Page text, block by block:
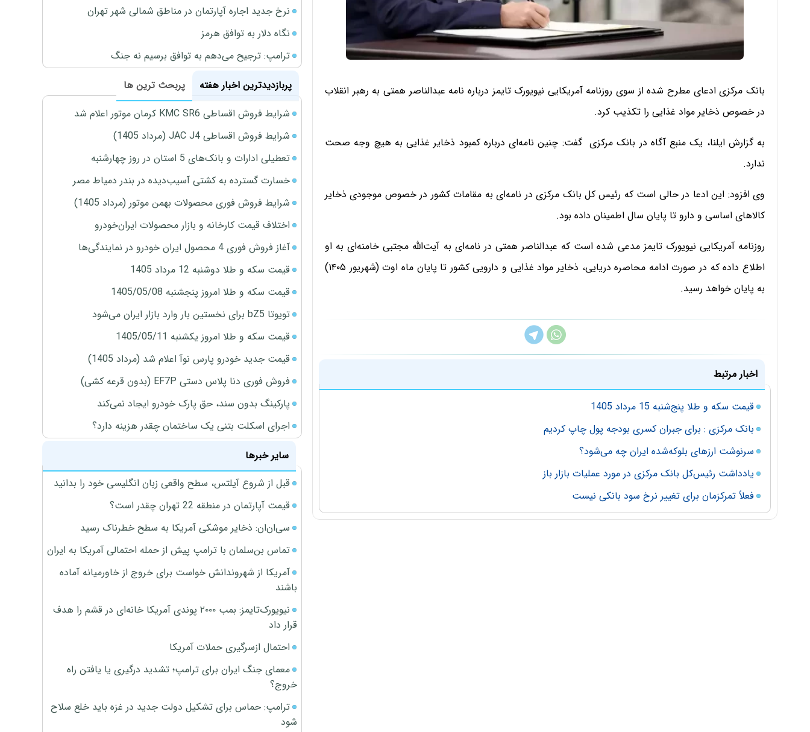
بانک مرکزی ادعای مطرح شده از سوی روزنامه آمریکایی نیویورک تایمز درباره نامه عبدالناصر همتی به رهبر انقلاب
در خصوص ذخایر مواد غذایی را تکذیب کرد.
به گزارش ایلنا، یک منبع آگاه در بانک مرکزی گفت: چنین نامه‌ای درباره کمبود ذخایر غذایی به هیچ وجه صحت
ندارد.
وی افزود: این ادعا در حالی است که رئیس کل بانک مرکزی در نامه‌ای به مقامات کشور در خصوص موجودی ذخایر
کالا‌های اساسی و دارو تا پایان سال اطمینان داده بود.
روزنامه آمریکایی نیویورک تایمز مدعی شده است که عبدالناصر همتی در نامه‌ای به آیت‌الله مجتبی خامنه‌ای به او
اطلاع داده که در صورت ادامه محاصره دریایی، ذخایر مواد غذایی و دارویی کشور تا پایان ماه اوت (شهریور ۱۴۰۵)
به پایان خواهد رسید.
اخبار مرتبط
قیمت سکه و طلا پنج‌شنبه 15 مرداد 1405
بانک مرکزی : برای جبران کسری بودجه پول چاپ کردیم
سرنوشت ارزهای بلوکه‌شده ایران چه می‌شود؟
یادداشت رئیس‌کل بانک مرکزی در مورد عملیات بازار باز
فعلاً تمرکزمان برای تغییر نرخ سود بانکی نیست
نرخ جدید اجاره آپارتمان در مناطق شمالی شهر تهران
نگاه دلار به توافق هرمز
ترامپ: ترجیح می‌دهم به توافق برسیم نه جنگ
پربازدیدترین اخبار هفته
پربحث ترین ها
شرایط فروش اقساطی KMC SR6 کرمان موتور اعلام شد
شرایط فروش اقساطی JAC J4 (مرداد 1405)
تعطیلی ادارات و بانک‌های 5 استان در روز چهارشنبه
خسارت گسترده به کشتی آسیب‌دیده در بندر دمیاط مصر
شرایط فروش فوری محصولات بهمن موتور (مرداد 1405)
اختلاف قیمت کارخانه و بازار محصولات ایران‌خودرو
آغاز فروش فوری 4 محصول ایران خودرو در نمایندگی‌ها
قیمت سکه و طلا دوشنبه 12 مرداد 1405
قیمت سکه و طلا امروز پنجشنبه 1405/05/08
تویوتا bZ5 برای نخستین بار وارد بازار ایران می‌شود
قیمت سکه و طلا امروز یکشنبه 1405/05/11
قیمت جدید خودرو پارس نوآ اعلام شد (مرداد 1405)
فروش فوری دنا پلاس دستی EF7P (بدون قرعه کشی)
پارکینگ بدون سند، حق پارک خودرو ایجاد نمی‌کند
اجرای اسکلت بتنی یک ساختمان چقدر هزینه دارد؟
سایر خبرها
قبل از شروع آیلتس، سطح واقعی زبان انگلیسی خود را بدانید
قیمت آپارتمان در منطقه 22 تهران چقدر است؟
سی‌ان‌ان: ذخایر موشکی آمریکا به سطح خطرناک رسید
تماس بن‌سلمان با ترامپ پیش از حمله احتمالی آمریکا به ایران
آمریکا از شهروندانش خواست برای خروج از خاورمیانه آماده
باشند
نیویورک‌تایمز: بمب ۲۰۰۰ پوندی آمریکا خانه‌ای در قشم را هدف
قرار داد
احتمال ازسرگیری حملات آمریکا
معمای جنگ ایران برای ترامپ؛ تشدید درگیری یا یافتن راه
خروج؟
ترامپ: حماس برای تشکیل دولت جدید در غزه باید خلع سلاح
شود